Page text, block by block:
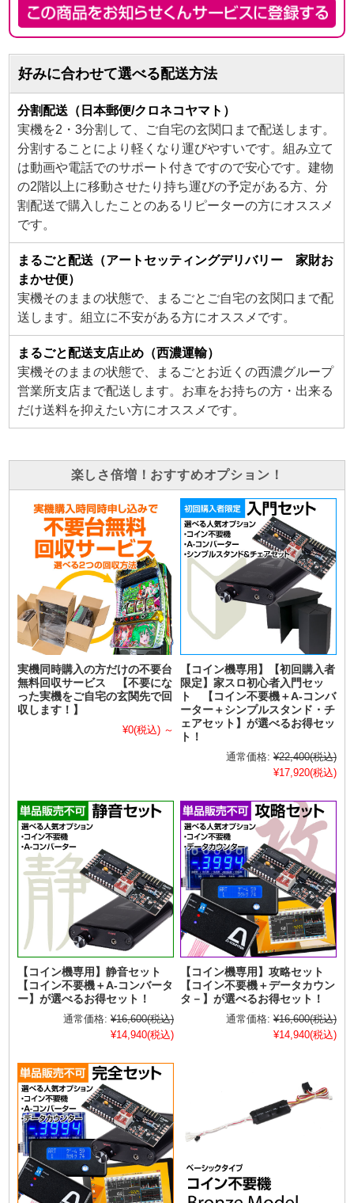
好みに合わせて選べる配送方法
分割配送（日本郵便/クロネコヤマト）
実機を2・3分割して、ご自宅の玄関口まで配送します。
分割することにより軽くなり運びやすいです。組み立て
は動画や電話でのサポート付きですので安心です。建物
の2階以上に移動させたり持ち運びの予定がある方、分
割配送で購入したことのあるリピーターの方にオススメ
です。
まるごと配送（アートセッティングデリバリー 家財お
まかせ便）
実機そのままの状態で、まるごとご自宅の玄関口まで配
送します。組立に不安がある方にオススメです。
まるごと配送支店止め（西濃運輸）
実機そのままの状態で、まるごとお近くの西濃グループ
営業所支店まで配送します。お車をお持ちの方・出来る
だけ送料を抑えたい方にオススメです。
楽しさ倍増！おすすめオプション！
実機同時購入の方だけの不要台
無料回収サービス 【不要にな
った実機をご自宅の玄関先で回
収します！】
¥0(税込) ～
【コイン機専用】【初回購入者
限定】家スロ初心者入門セッ
ト 【コイン不要機＋A-コンバ
ーター＋シンプルスタンド・チ
ェアセット】が選べるお得セッ
ト！
通常価格: ¥22,400(税込)
¥17,920(税込)
【コイン機専用】静音セット
【コイン不要機＋A-コンバータ
ー】が選べるお得セット！
通常価格: ¥16,600(税込)
¥14,940(税込)
【コイン機専用】攻略セット
【コイン不要機＋データカウン
タ－】が選べるお得セット！
通常価格: ¥16,600(税込)
¥14,940(税込)